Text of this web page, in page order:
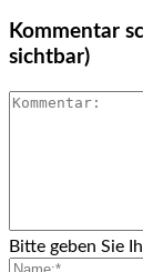
Kommentar
sichtbar)
Bitte geben Sie